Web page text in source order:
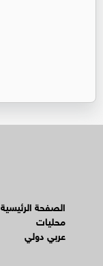
الصفحة الرئيسية
محليات
عربي دولي